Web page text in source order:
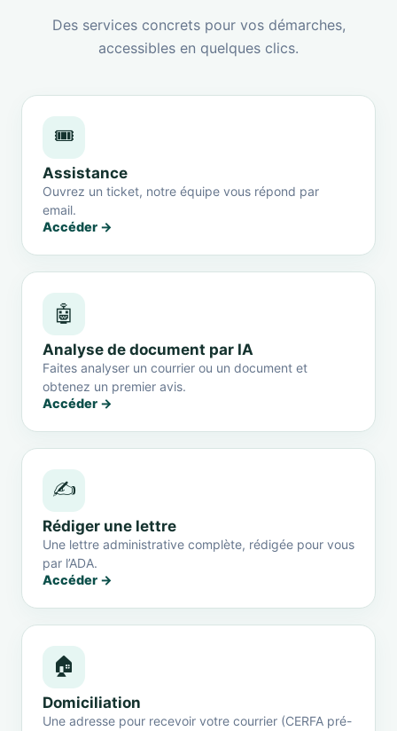
Des services concrets pour vos démarches,
accessibles en quelques clics.
🎟️
Assistance
Ouvrez un ticket, notre équipe vous répond par
email.
Accéder →
🤖
Analyse de document par IA
Faites analyser un courrier ou un document et
obtenez un premier avis.
Accéder →
✍️
Rédiger une lettre
Une lettre administrative complète, rédigée pour vous
par l’ADA.
Accéder →
🏠
Domiciliation
Une adresse pour recevoir votre courrier (CERFA pré-